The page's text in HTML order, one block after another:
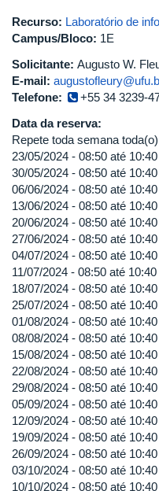
Recurso: Laboratório de
Campus/Bloco: 1E
Solicitante: Augusto W.
E-mail:
Telefone:
+55 34 3239-
Data da reserva:
Repete toda semana
23/05/2024 - 08:50 até 10:40
30/05/2024 - 08:50 até 10:40
06/06/2024 - 08:50 até 10:40
13/06/2024 - 08:50 até 10:40
20/06/2024 - 08:50 até 10:40
27/06/2024 - 08:50 até 10:40
04/07/2024 - 08:50 até 10:40
11/07/2024 - 08:50 até 10:40
18/07/2024 - 08:50 até 10:40
25/07/2024 - 08:50 até 10:40
01/08/2024 - 08:50 até 10:40
08/08/2024 - 08:50 até 10:40
15/08/2024 - 08:50 até 10:40
22/08/2024 - 08:50 até 10:40
29/08/2024 - 08:50 até 10:40
05/09/2024 - 08:50 até 10:40
12/09/2024 - 08:50 até 10:40
19/09/2024 - 08:50 até 10:40
26/09/2024 - 08:50 até 10:40
03/10/2024 - 08:50 até 10:40
10/10/2024 - 08:50 até 10:40